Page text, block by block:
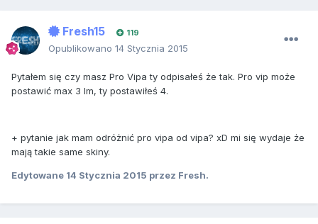
Fresh15 119
Opublikowano 14 Stycznia 2015
Pytałem się czy masz Pro Vipa ty odpisałeś że tak. Pro vip może
postawić max 3 lm, ty postawiłeś 4.
+ pytanie jak mam odróżnić pro vipa od vipa? xD mi się wydaje że
mają takie same skiny.
Edytowane 14 Stycznia 2015 przez Fresh.